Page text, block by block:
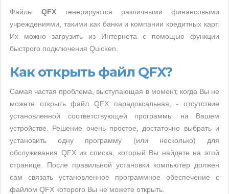
ФайлыQFX генерируются различными финансовыми
учреждениями, такими как банки и компании кредитных карт.
Их можно загрузить из Интернета с помощью функции
быстрого подключения Quicken.
Как открыть файл QFX?
Самая частая проблема, выступающая в момент, когда Вы не
можете открыть файл QFX парадоксальная, - отсутствие
установленной соответствующей программы на Вашем
устройстве. Решение очень простое, достаточно выбрать и
установить одну программу (или несколько) для
обслуживания QFX из списка, который Вы найдете на этой
странице. После правильной установки компьютер должен
сам связать установленное программное обеспечение с
файлом QFX которого Вы не можете открыть.